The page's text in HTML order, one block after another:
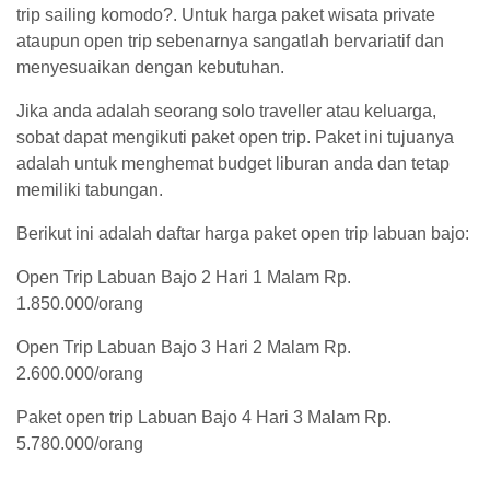
trip sailing komodo?. Untuk harga paket wisata private
ataupun open trip sebenarnya sangatlah bervariatif dan
menyesuaikan dengan kebutuhan.
Jika anda adalah seorang solo traveller atau keluarga,
sobat dapat mengikuti paket open trip. Paket ini tujuanya
adalah untuk menghemat budget liburan anda dan tetap
memiliki tabungan.
Berikut ini adalah daftar harga paket open trip labuan bajo:
Open Trip Labuan Bajo 2 Hari 1 Malam Rp.
1.850.000/orang
Open Trip Labuan Bajo 3 Hari 2 Malam Rp.
2.600.000/orang
Paket open trip Labuan Bajo 4 Hari 3 Malam Rp.
5.780.000/orang